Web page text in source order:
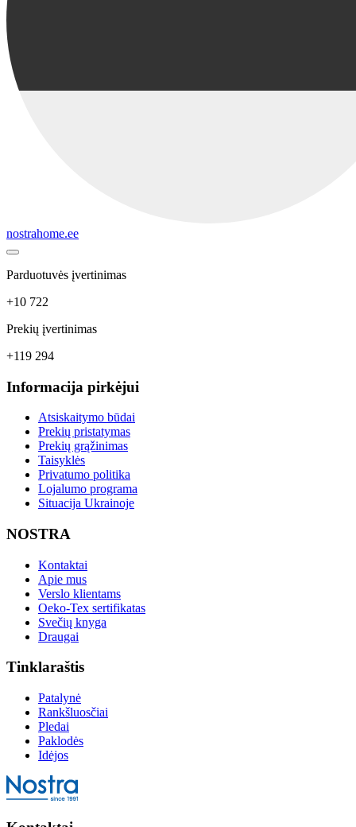
nostrahome.ee
Parduotuvės įvertinimas
+10 722
Prekių įvertinimas
+119 294
Informacija pirkėjui
Atsiskaitymo būdai
Prekių pristatymas
Prekių grąžinimas
Taisyklės
Privatumo politika
Lojalumo programa
Situacija Ukrainoje
NOSTRA
Kontaktai
Apie mus
Verslo klientams
Oeko-Tex sertifikatas
Svečių knyga
Draugai
Tinklaraštis
Patalynė
Rankšluosčiai
Pledai
Paklodės
Idėjos